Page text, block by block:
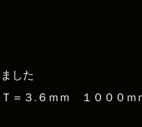
した
＝３.６ｍｍ １０００ｍ